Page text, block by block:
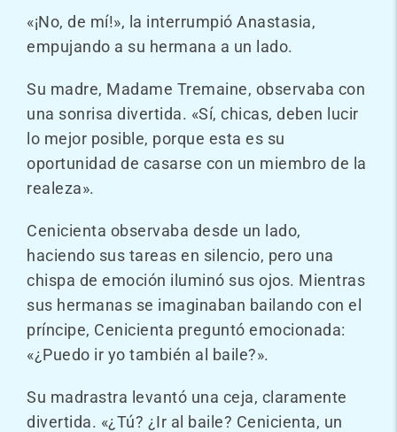
«¡No, de mí!», la interrumpió Anastasia,
empujando a su hermana a un lado.
Su madre, Madame Tremaine, observaba con
una sonrisa divertida. «Sí, chicas, deben lucir
lo mejor posible, porque esta es su
oportunidad de casarse con un miembro de la
realeza».
Cenicienta observaba desde un lado,
haciendo sus tareas en silencio, pero una
chispa de emoción iluminó sus ojos. Mientras
sus hermanas se imaginaban bailando con el
príncipe, Cenicienta preguntó emocionada:
«¿Puedo ir yo también al baile?».
Su madrastra levantó una ceja, claramente
divertida. «¿Tú? ¿Ir al baile? Cenicienta, un